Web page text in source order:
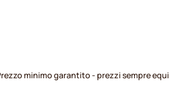
minimo garantito - prezzi sempre equi